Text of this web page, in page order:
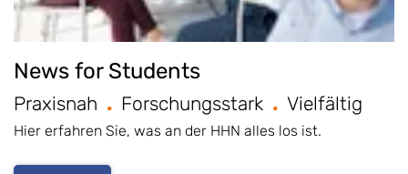
News for Students
Praxisnah Forschungsstark Vielfältig
Hier erfahren Sie, was an der HHN alles los ist.